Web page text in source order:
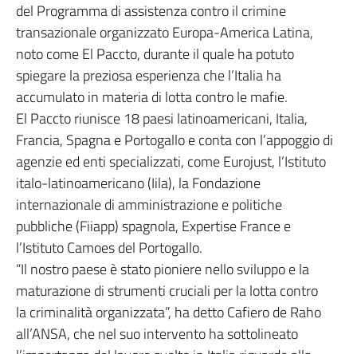
del Programma di assistenza contro il crimine
transazionale organizzato Europa-America Latina,
noto come El Paccto, durante il quale ha potuto
spiegare la preziosa esperienza che l’Italia ha
accumulato in materia di lotta contro le mafie.
El Paccto riunisce 18 paesi latinoamericani, Italia,
Francia, Spagna e Portogallo e conta con l’appoggio di
agenzie ed enti specializzati, come Eurojust, l’Istituto
italo-latinoamericano (Iila), la Fondazione
internazionale di amministrazione e politiche
pubbliche (Fiiapp) spagnola, Expertise France e
l’Istituto Camoes del Portogallo.
“Il nostro paese è stato pioniere nello sviluppo e la
maturazione di strumenti cruciali per la lotta contro
la criminalità organizzata”, ha detto Cafiero de Raho
all’ANSA, che nel suo intervento ha sottolineato